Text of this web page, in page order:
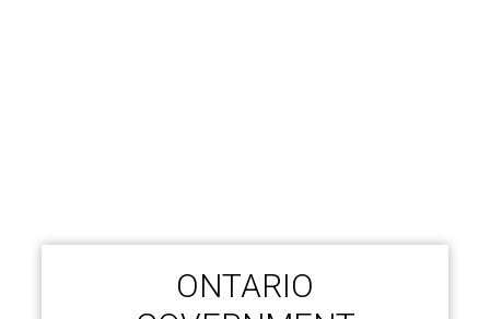
ONTARIO